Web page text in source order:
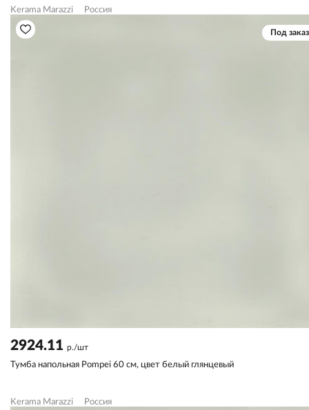
Kerama Marazzi Россия
Под заказ
2924.11 р./шт
Тумба напольная Pompei 60 см, цвет белый глянцевый
Kerama Marazzi Россия